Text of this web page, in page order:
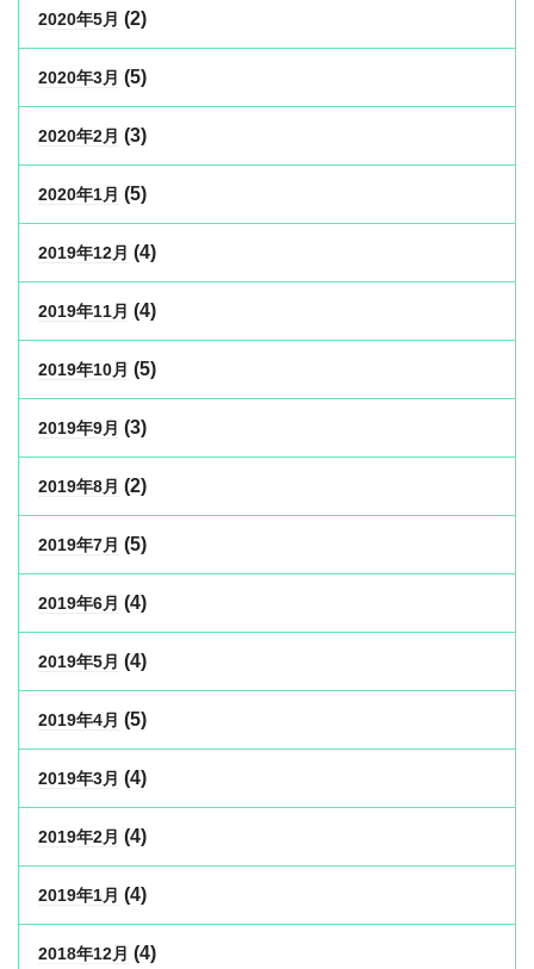
2020年5月 (2)
2020年3月 (5)
2020年2月 (3)
2020年1月 (5)
2019年12月 (4)
2019年11月 (4)
2019年10月 (5)
2019年9月 (3)
2019年8月 (2)
2019年7月 (5)
2019年6月 (4)
2019年5月 (4)
2019年4月 (5)
2019年3月 (4)
2019年2月 (4)
2019年1月 (4)
2018年12月 (4)